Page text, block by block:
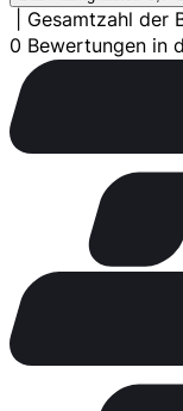
Gesamtzahl der
0 Bewertungen in